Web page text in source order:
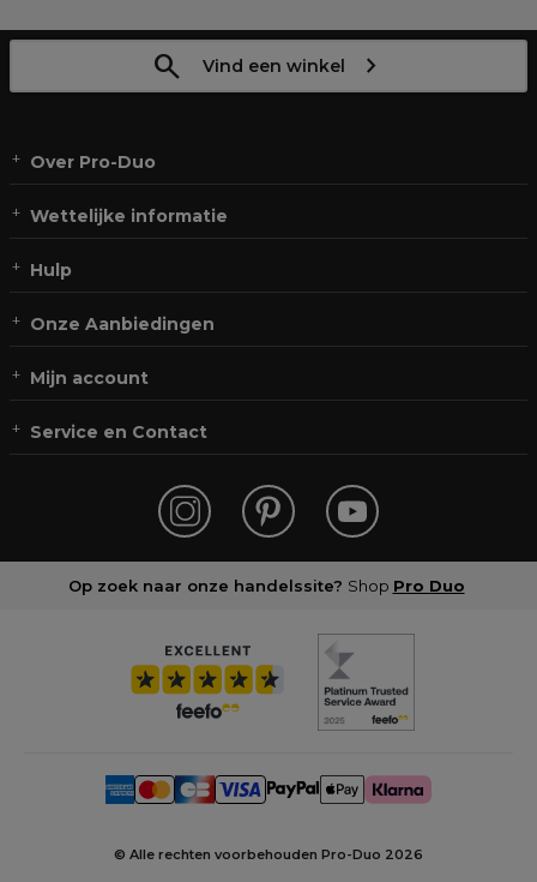
Vind een winkel
Over Pro-Duo
Wettelijke informatie
Hulp
Onze Aanbiedingen
Mijn account
Service en Contact
Op zoek naar onze handelssite? Shop Pro Duo
© Alle rechten voorbehouden Pro-Duo 2026